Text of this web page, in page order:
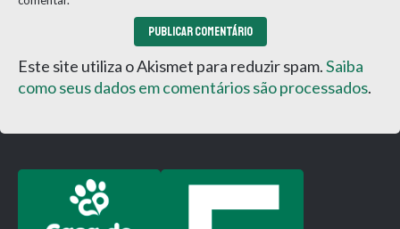
Este site utiliza o Akismet para reduzir spam.Saiba
como seus dados em comentários são processados.